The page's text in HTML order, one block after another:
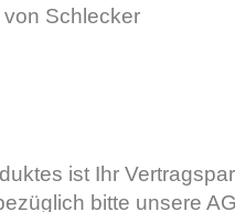
von Schlecker
ist Ihr
bitte unsere